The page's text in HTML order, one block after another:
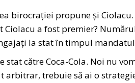
birocrației propune și
a fost premier?
la stat în timpul
către Coca-Cola. Noi nu
arbitrar, trebuie să ai o